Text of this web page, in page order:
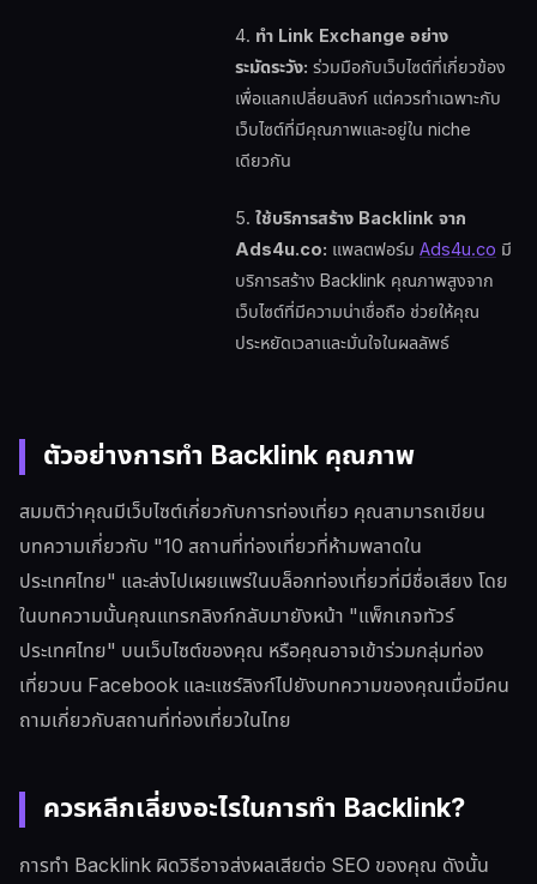
4. ทำ Link Exchange อย่าง
ระมัดระวัง: ร่วมมือกับเว็บไซต์ที่เกี่ยวข้อง
เพื่อแลกเปลี่ยนลิงก์ แต่ควรทำเฉพาะกับ
เว็บไซต์ที่มีคุณภาพและอยู่ใน niche
เดียวกัน
5. ใช้บริการสร้าง Backlink จาก
Ads4u.co: แพลตฟอร์ม Ads4u.co มี
บริการสร้าง Backlink คุณภาพสูงจาก
เว็บไซต์ที่มีความน่าเชื่อถือ ช่วยให้คุณ
ประหยัดเวลาและมั่นใจในผลลัพธ์
ตัวอย่างการทำ Backlink คุณภาพ
สมมติว่าคุณมีเว็บไซต์เกี่ยวกับการท่องเที่ยว คุณสามารถเขียน
บทความเกี่ยวกับ "10 สถานที่ท่องเที่ยวที่ห้ามพลาดใน
ประเทศไทย" และส่งไปเผยแพร่ในบล็อกท่องเที่ยวที่มีชื่อเสียง โดย
ในบทความนั้นคุณแทรกลิงก์กลับมายังหน้า "แพ็กเกจทัวร์
ประเทศไทย" บนเว็บไซต์ของคุณ หรือคุณอาจเข้าร่วมกลุ่มท่อง
เที่ยวบน Facebook และแชร์ลิงก์ไปยังบทความของคุณเมื่อมีคน
ถามเกี่ยวกับสถานที่ท่องเที่ยวในไทย
ควรหลีกเลี่ยงอะไรในการทำ Backlink?
การทำ Backlink ผิดวิธีอาจส่งผลเสียต่อ SEO ของคุณ ดังนั้น